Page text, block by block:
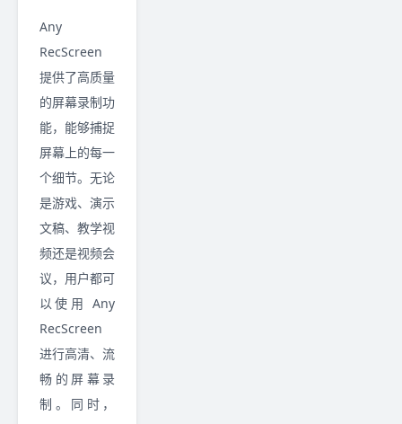
Any
RecScreen
提供了高质量
的屏幕录制功
能，能够捕捉
屏幕上的每一
个细节。无论
是游戏、演示
文稿、教学视
频还是视频会
议，用户都可
以使用 Any
RecScreen
进行高清、流
畅的屏幕录
制。同时，